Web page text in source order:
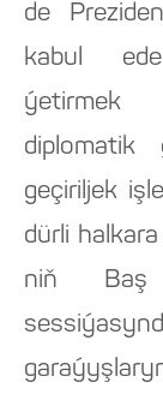
de
kabul
ýetirmek
diplomatik
geçiriljek
dürli
niň Baş